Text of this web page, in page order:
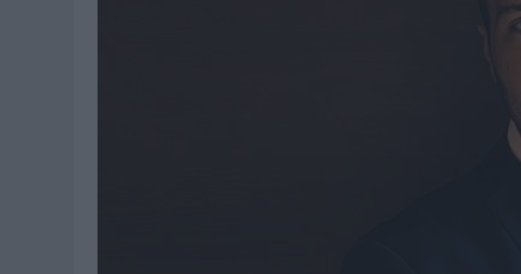
SYSTEM1 NOMBRA A KIMBERLY BASTONI COMO
FRIGO Y UNIQLO LANZAN UNA COLECCIÓN
BEON WORLDWIDE LANZA RAÍZ URBANA PARA
FABRA COMUNICACIÓN INCORPORA A CASONÁ Y
LOPESAN HOTELS & RESORTS ACERCA EL PARAÍSO
LUIS ARQUILLOS (BURGO DE ARIAS): “LA